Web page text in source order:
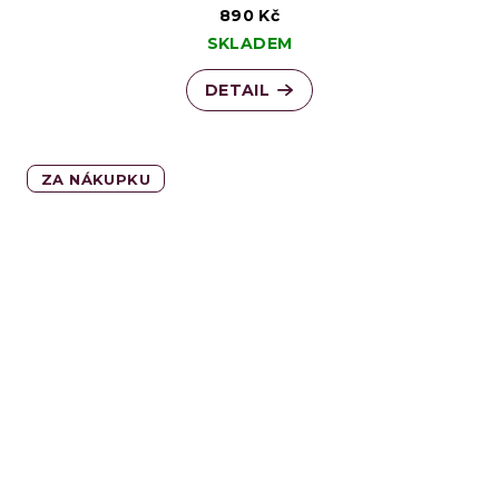
890 Kč
SKLADEM
DETAIL
ZA NÁKUPKU